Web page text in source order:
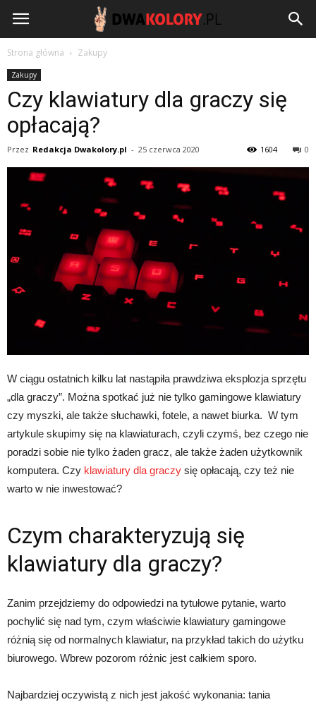
DwaKolory.pl
Strona główna Zakupy
Zakupy
Czy klawiatury dla graczy się
opłacają?
Przez Redakcja Dwakolory.pl - 25 czerwca 2020 0
1604
W ciągu ostatnich kilku lat nastąpiła prawdziwa eksplozja sprzętu
„dla graczy”. Można spotkać już nie tylko gamingowe klawiatury
czy myszki, ale także słuchawki, fotele, a nawet biurka. W tym
artykule skupimy się na klawiaturach, czyli czymś, bez czego nie
poradzi sobie nie tylko żaden gracz, ale także żaden użytkownik
komputera. Czy klawiatury dla graczy się opłacają, czy też nie
warto w nie inwestować?
Czym charakteryzują się
klawiatury dla graczy?
Zanim przejdziemy do odpowiedzi na tytułowe pytanie, warto
pochylić się nad tym, czym właściwie klawiatury gamingowe
różnią się od normalnych klawiatur, na przykład takich do użytku
biurowego. Wbrew pozorom różnic jest całkiem sporo.
Najbardziej oczywistą z nich jest jakość wykonania: tania